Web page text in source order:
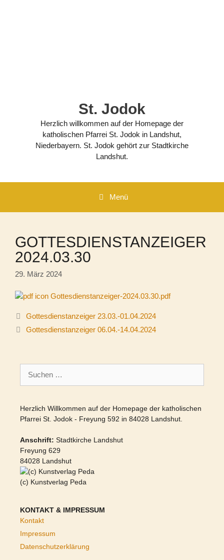
St. Jodok
Herzlich willkommen auf der Homepage der
katholischen Pfarrei St. Jodok in Landshut,
Niederbayern. St. Jodok gehört zur Stadtkirche
Landshut.
Menü
GOTTESDIENSTANZEIGER
2024.03.30
29. März 2024
Gottesdienstanzeiger-2024.03.30.pdf
Gottesdienstanzeiger 23.03.-01.04.2024
Gottesdienstanzeiger 06.04.-14.04.2024
nach:
Herzlich Willkommen auf der Homepage der katholischen
Pfarrei St. Jodok - Freyung 592 in 84028 Landshut.
Anschrift: Stadtkirche Landshut
Freyung 629
84028 Landshut
(c) Kunstverlag Peda
KONTAKT & IMPRESSUM
Kontakt
Impressum
Datenschutzerklärung